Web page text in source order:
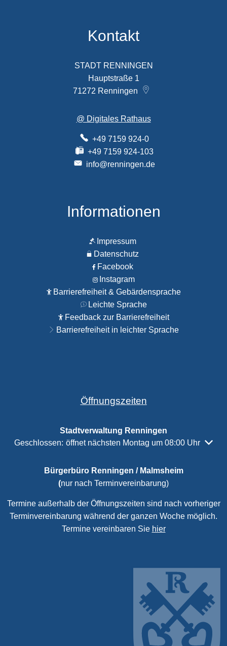
Kontakt
STADT RENNINGEN
Hauptstraße 1
71272 Renningen
@ Digitales Rathaus
+49 7159 924-0
+49 7159 924-103
info@renningen.de
Informationen
Impressum
Datenschutz
Facebook
Instagram
Barrierefreiheit & Gebärdensprache
Leichte Sprache
Feedback zur Barrierefreiheit
Barrierefreiheit in leichter Sprache
Öffnungszeiten
Stadtverwaltung Renningen
Klicken, um weitere Öffnungs- oder Schließzeiten
Geschlossen: öffnet nächsten Montag um 08:00 Uhr
Bürgerbüro Renningen / Malmsheim
(nur nach Terminvereinbarung)
Termine außerhalb der Öffnungszeiten sind nach vorheriger
Terminvereinbarung während der ganzen Woche möglich.
Termine vereinbaren Sie hier